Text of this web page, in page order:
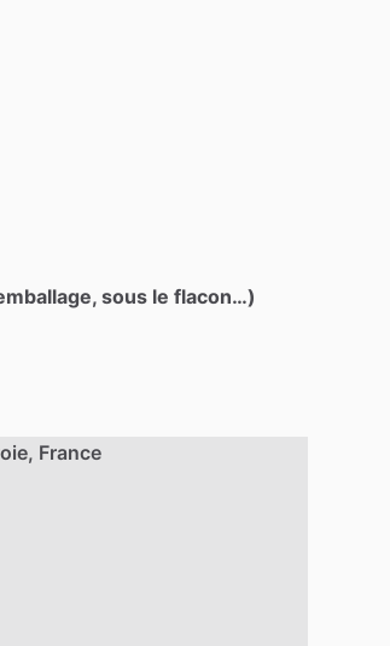
sous le flacon…)